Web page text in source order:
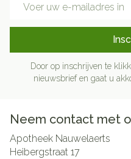
Door op inschrijven te
nieuwsbrief en gaat u
Neem contact met
Apotheek Nauwelaerts
Heibergstraat 17